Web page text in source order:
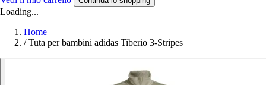
Loading...
Home
/ Tuta per bambini adidas Tiberio 3-Stripes